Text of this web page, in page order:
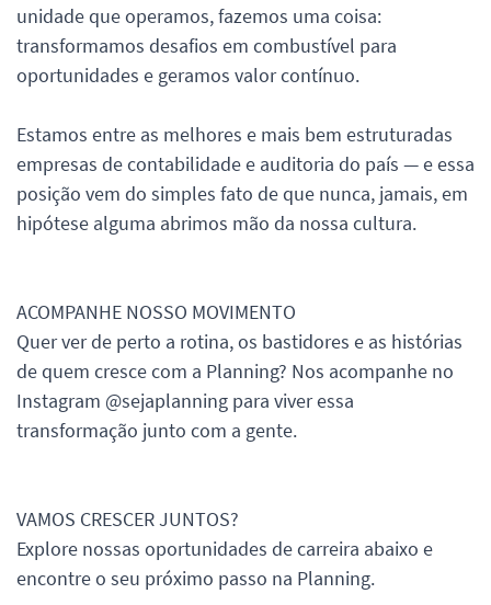
unidade que operamos, fazemos uma coisa:
transformamos desafios em combustível para
oportunidades e geramos valor contínuo.
Estamos entre as melhores e mais bem estruturadas
empresas de contabilidade e auditoria do país — e essa
posição vem do simples fato de que nunca, jamais, em
hipótese alguma abrimos mão da nossa cultura.
ACOMPANHE NOSSO MOVIMENTO
Quer ver de perto a rotina, os bastidores e as histórias
de quem cresce com a Planning? Nos acompanhe no
Instagram @sejaplanning para viver essa
transformação junto com a gente.
VAMOS CRESCER JUNTOS?
Explore nossas oportunidades de carreira abaixo e
encontre o seu próximo passo na Planning.